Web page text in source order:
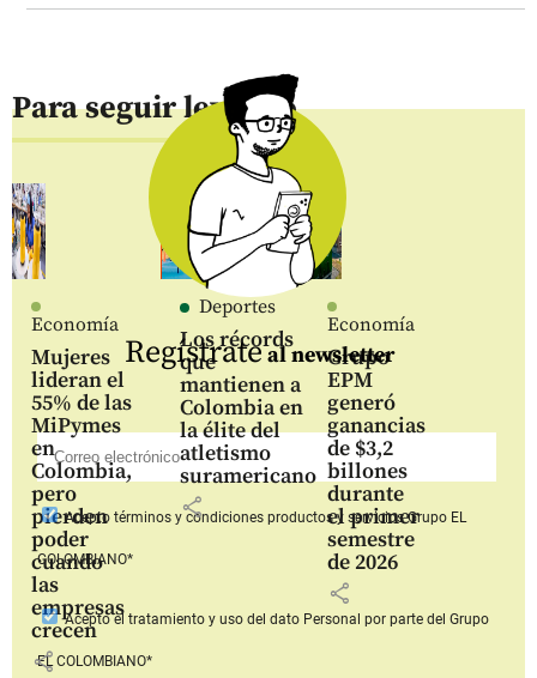
Para seguir leyendo
Economía
Mujeres
lideran el
55% de las
MiPymes
en
Colombia,
pero
pierden
poder
cuando
las
empresas
crecen
share
Deportes
Los récords
que
mantienen a
Colombia en
la élite del
atletismo
suramericano
share
Economía
Grupo
EPM
generó
ganancias
de $3,2
billones
durante
el primer
semestre
de 2026
share
Regístrateal newsletter
Aceptotérminos y condiciones productos y serviciosGrupo EL
COLOMBIANO*
Aceptoel tratamiento y uso del dato Personal por parte del Grupo
EL COLOMBIANO*